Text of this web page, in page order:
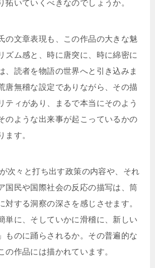
拓いていくべきなのでしょうか。
の文章表現も、この作品の大きな魅
ズム感と、時に唐突に、時に綿密に
、読者を物語の世界へと引き込みま
唐無稽な設定でありながら、その描
ティがあり、まるで本当にそのよう
のような出来事が起こっているかの
ます。
次々と打ち出す政策の内容や、それ
国民や国際社会の反応の描写は、筒
対する洞察の深さを感じさせます。
単に、そしていかに滑稽に、新しい
ものに踊らされるか。その普遍的な
の作品には描かれています。